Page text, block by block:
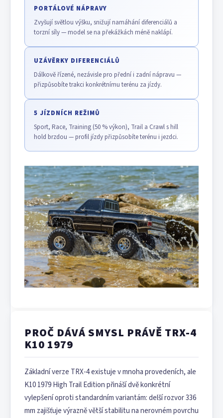
PORTÁLOVÉ NÁPRAVY
Zvyšují světlou výšku, snižují namáhání diferenciálů a
torzní síly — model se na překážkách méně naklápí.
UZÁVĚRKY DIFERENCIÁLŮ
Dálkově řízené, nezávisle pro přední i zadní nápravu —
přizpůsobíte trakci konkrétnímu terénu za jízdy.
5 JÍZDNÍCH REŽIMŮ
Sport, Race, Training (50 % výkon), Trail a Crawl s hill
hold brzdou — profil jízdy přizpůsobíte terénu i jezdci.
PROČ DÁVÁ SMYSL PRÁVĚ TRX-4
K10 1979
Základní verze TRX-4 existuje v mnoha provedeních, ale
K10 1979 High Trail Edition přináší dvě konkrétní
vylepšení oproti standardním variantám: delší rozvor 336
mm zajišťuje výrazně větší stabilitu na nerovném povrchu